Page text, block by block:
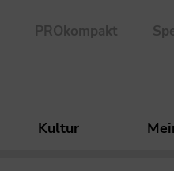
PROkompakt
Kultur